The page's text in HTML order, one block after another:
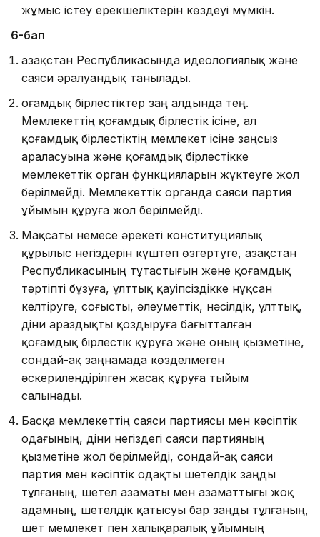
жұмыс істеу ерекшеліктерін көздеуі мүмкін.
6-бап
Қазақстан Республикасында идеологиялық және
саяси әралуандық танылады.
Қоғамдық бірлестіктер заң алдында тең.
Мемлекеттің қоғамдық бірлестік ісіне, ал
қоғамдық бірлестіктің мемлекет ісіне заңсыз
араласуына және қоғамдық бірлестікке
мемлекеттік орган функцияларын жүктеуге жол
берілмейді. Мемлекеттік органда саяси партия
ұйымын құруға жол берілмейді.
Мақсаты немесе әрекеті конституциялық
құрылыс негіздерін күштеп өзгертуге, Қазақстан
Республикасының тұтастығын және қоғамдық
тәртіпті бұзуға, ұлттық қауіп­сіздікке нұқсан
келтіруге, соғысты, әлеуметтік, нәсілдік, ұлт­тық,
діни араздықты қоздыруға бағытталған
қоғамдық бірлес­тік құруға және оның қызметіне,
сондай-ақ заңнамада көздел­меген
әскерилендірілген жасақ құруға тыйым
салынады.
Басқа мемлекеттің саяси партиясы мен кәсіптік
одағының, діни негіздегі саяси партияның
қызметіне жол берілмейді, сондай-ақ саяси
партия мен кәсіптік одақты шетелдік заңды
тұлғаның, шетел азаматы мен азаматтығы жоқ
адамның, шетелдік қатысуы бар заңды тұлғаның,
шет мемлекет пен халықаралық ұйымның